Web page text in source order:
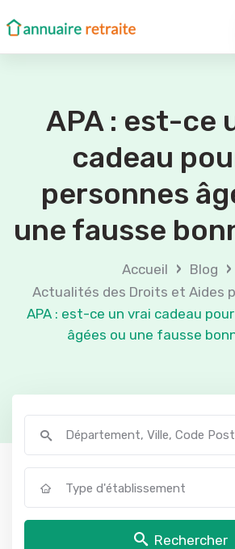
APA : est-ce
cadeau
personnes
une fausse
Accueil › Blog ›
Actualités des Droits et Aides
APA : est-ce un vrai cadeau
âgées ou une fausse
Type d'établissement
Rechercher